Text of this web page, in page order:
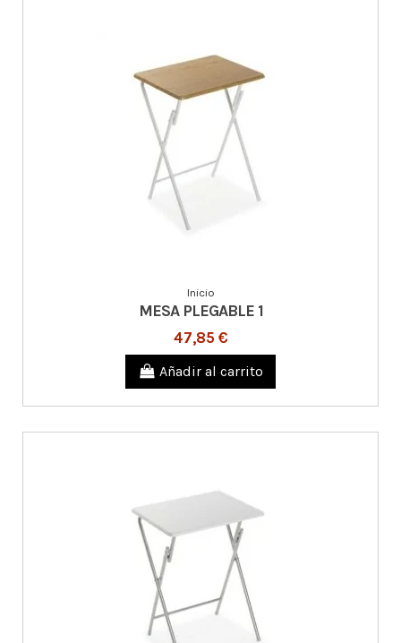
Inicio
MESA PLEGABLE 1
47,85 €
Añadir al carrito